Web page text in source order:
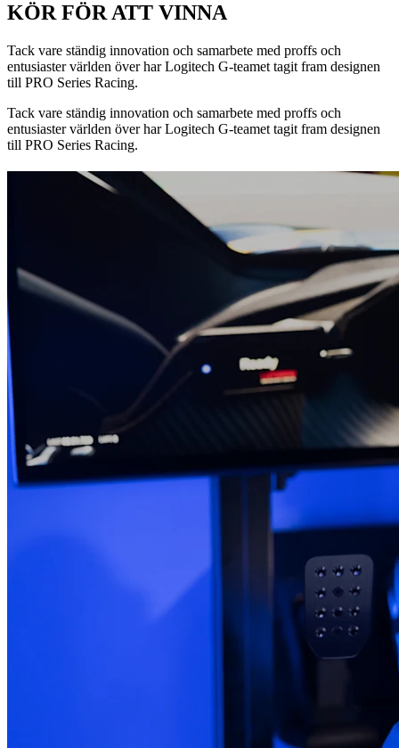
KÖR FÖR ATT VINNA
Tack vare ständig innovation och samarbete med proffs och
entusiaster världen över har Logitech G-teamet tagit fram designen
till PRO Series Racing.
Tack vare ständig innovation och samarbete med proffs och
entusiaster världen över har Logitech G-teamet tagit fram designen
till PRO Series Racing.